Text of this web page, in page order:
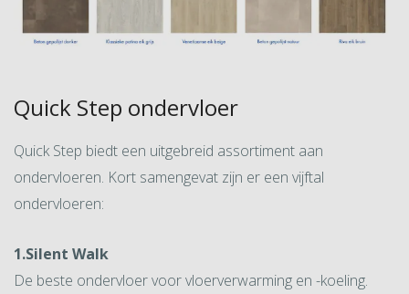
Quick Step ondervloer
Quick Step biedt een uitgebreid assortiment aan
ondervloeren. Kort samengevat zijn er een vijftal
ondervloeren:
1.Silent Walk
De beste ondervloer voor vloerverwarming en -koeling.